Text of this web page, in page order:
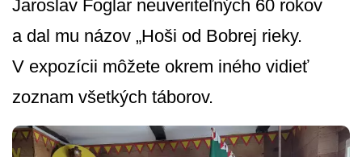
Jaroslav Foglar neuveriteľných 60 rokov
a dal mu názov „Hoši od Bobrej rieky.
V expozícii môžete okrem iného vidieť
zoznam všetkých táborov.